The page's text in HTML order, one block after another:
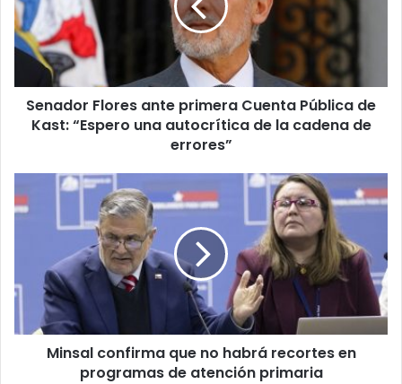
Cuenta
Pública
de
Kast:
“Espero
una
autocrítica
de
errores”
Senador Flores ante primera Cuenta Pública de
Kast: “Espero una autocrítica de la cadena de
errores”
confirma
que
recortes
en
programas
de
atenciónMinsal confirma que no habrá recortes en
programas de atención primaria